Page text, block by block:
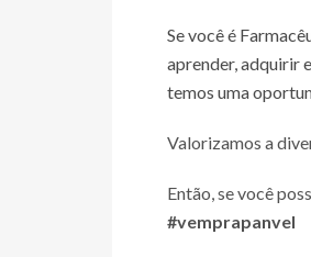
Se você é
aprender, adquirir
temos uma
Valorizamos a
Então, se você
#vemprapanvel